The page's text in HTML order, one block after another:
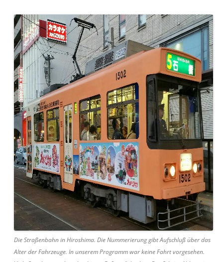
Die Straßenbahn in Hiroshima. Die Nummerierung gibt Aufschluß über das
Alter der Fahrzeuge. In unserem Programm war keine Fahrt vorgesehen.